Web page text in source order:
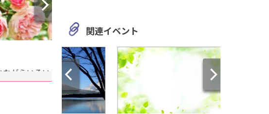
いろな
「久屋大
三重
自然とビールと温泉を楽しむ
旅！『火の谷温泉 美杉リゾ
ート』の施設情報をご紹介
愛知
名古屋でリアルな恐
遭遇できる！「ディ
ンチャー名古屋」
関連イベント